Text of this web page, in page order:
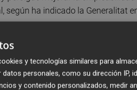
según ha indicado la Generalitat
las personas interesadas deben
así como en la Garantía Juvenil,
o idiomas, entre otros.
y tecnologías similares para
personales, como su dirección IP,
y contenido personalizados, medir